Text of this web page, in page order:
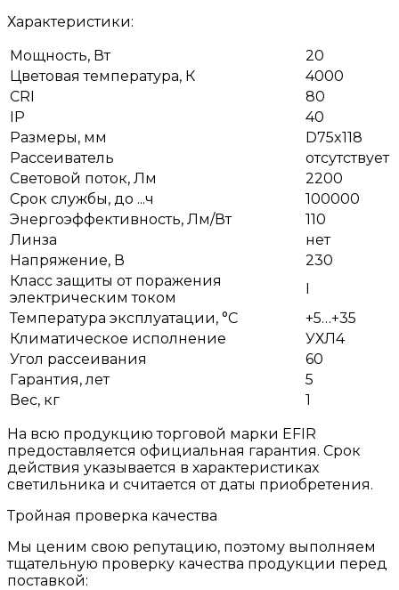
Характеристики:
Мощность, Вт
20
Цветовая температура, К
4000
CRI
80
IP
40
Размеры, мм
D75x118
Рассеиватель
отсутствует
Световой поток, Лм
2200
Срок службы, до ...ч
100000
Энергоэффективность, Лм/Вт
110
Линза
нет
Напряжение, В
230
Класс защиты от поражения
электрическим током
I
Температура эксплуатации, °С
+5…+35
Климатическое исполнение
УХЛ4
Угол рассеивания
60
Гарантия, лет
5
Вес, кг
1
На всю продукцию торговой марки EFIR
предоставляется официальная гарантия. Срок
действия указывается в характеристиках
светильника и считается от даты приобретения.
Тройная проверка качества
Мы ценим свою репутацию, поэтому выполняем
тщательную проверку качества продукции перед
поставкой: